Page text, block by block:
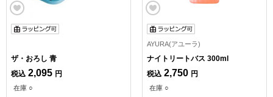
ザ・おろし 青
税込 2,095 円
在庫 ○
AYURA(アユーラ)
ナイトリートバス 300ml
税込 2,750 円
在庫 ○